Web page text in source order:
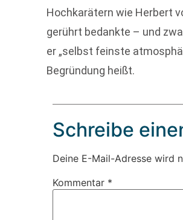
Hochkarätern wie Herbert
gerührt bedankte – und
er „selbst feinste
Begründung heißt.
Schreibe
Deine E-Mail-Adresse wird
Kommentar *